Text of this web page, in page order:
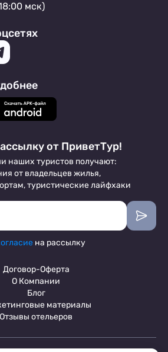
мск)
от ПриветТур!
наших туристов получают:
от владельцев жилья,
туристические лайфхаки
на рассылку
Договор-Оферта
О Компании
Блог
материалы
Отзывы отельеров